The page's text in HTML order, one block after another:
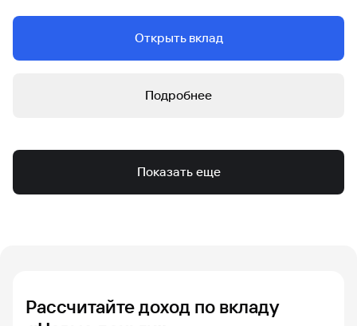
Открыть вклад
Подробнее
Показать еще
Рассчитайте доход по вкладу